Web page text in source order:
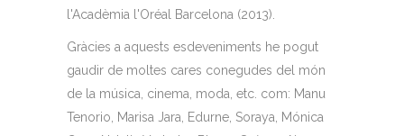
l'Acadèmia l'Oréal Barcelona (2013).
Gràcies a aquests esdeveniments he pogut
gaudir de moltes cares conegudes del món
de la música, cinema, moda, etc. com: Manu
Tenorio, Marisa Jara, Edurne, Soraya, Mónica